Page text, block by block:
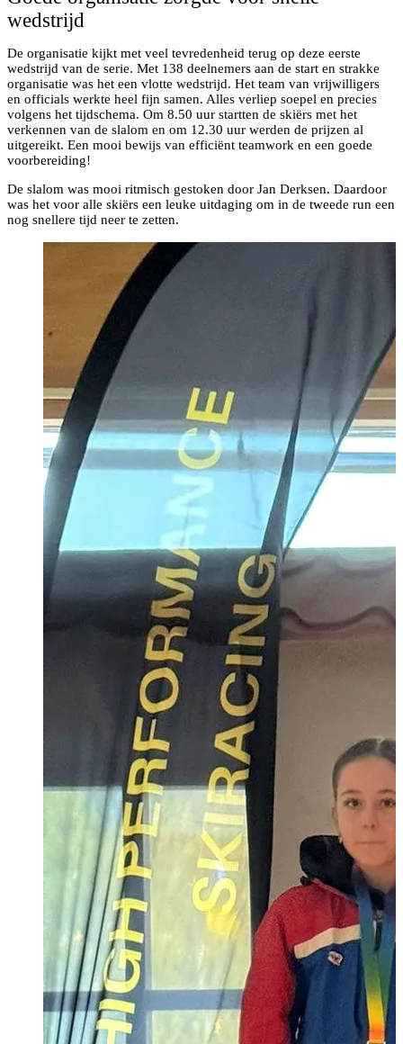
wedstrijd
De organisatie kijkt met veel tevredenheid terug op deze eerste
wedstrijd van de serie. Met 138 deelnemers aan de start en strakke
organisatie was het een vlotte wedstrijd. Het team van vrijwilligers
en officials werkte heel fijn samen. Alles verliep soepel en precies
volgens het tijdschema. Om 8.50 uur startten de skiërs met het
verkennen van de slalom en om 12.30 uur werden de prijzen al
uitgereikt. Een mooi bewijs van efficiënt teamwork en een goede
voorbereiding!
De slalom was mooi ritmisch gestoken door Jan Derksen. Daardoor
was het voor alle skiërs een leuke uitdaging om in de tweede run een
nog snellere tijd neer te zetten.